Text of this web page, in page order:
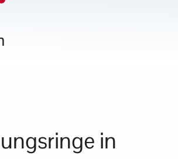
in